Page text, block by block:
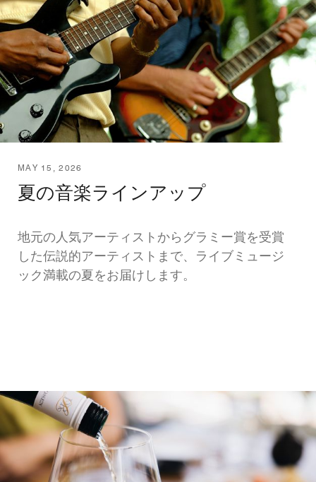
MAY 15, 2026
夏の音楽ラインアップ
地元の人気アーティストからグラミー賞を受賞
した伝説的アーティストまで、ライブミュージ
ック満載の夏をお届けします。